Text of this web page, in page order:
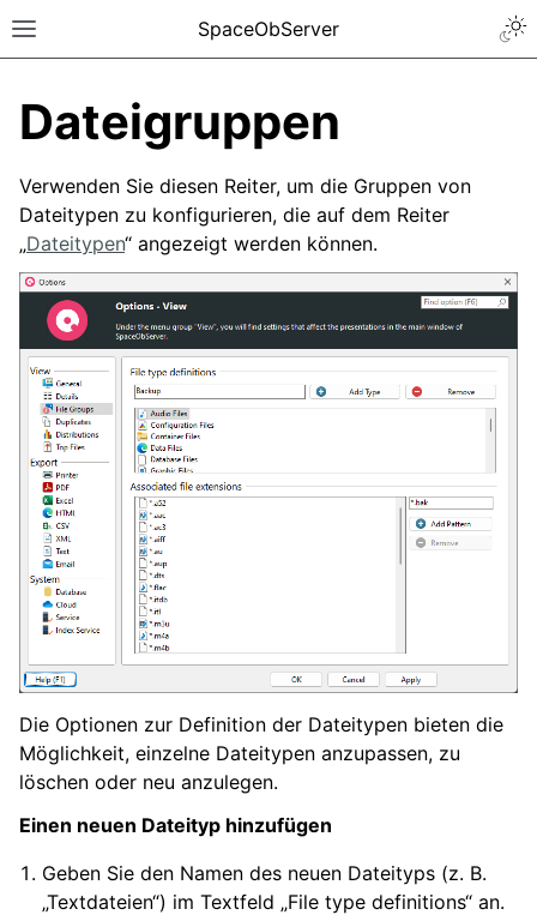
SpaceObServer
Dateigruppen
Verwenden Sie diesen Reiter, um die Gruppen von
Dateitypen zu konfigurieren, die auf dem Reiter
„Dateitypen“ angezeigt werden können.
Die Optionen zur Definition der Dateitypen bieten die
Möglichkeit, einzelne Dateitypen anzupassen, zu
löschen oder neu anzulegen.
Einen neuen Dateityp hinzufügen
Geben Sie den Namen des neuen Dateityps (z. B.
„Textdateien“) im Textfeld „File type definitions“ an.